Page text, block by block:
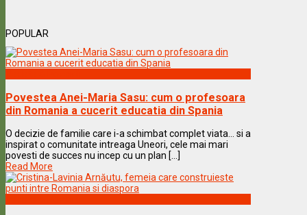
POPULAR
Povestea Anei-Maria Sasu: cum o profesoara
din Romania a cucerit educatia din Spania
O decizie de familie care i-a schimbat complet viata… si a
inspirat o comunitate intreaga Uneori, cele mai mari
povesti de succes nu incep cu un plan [...]
Read More